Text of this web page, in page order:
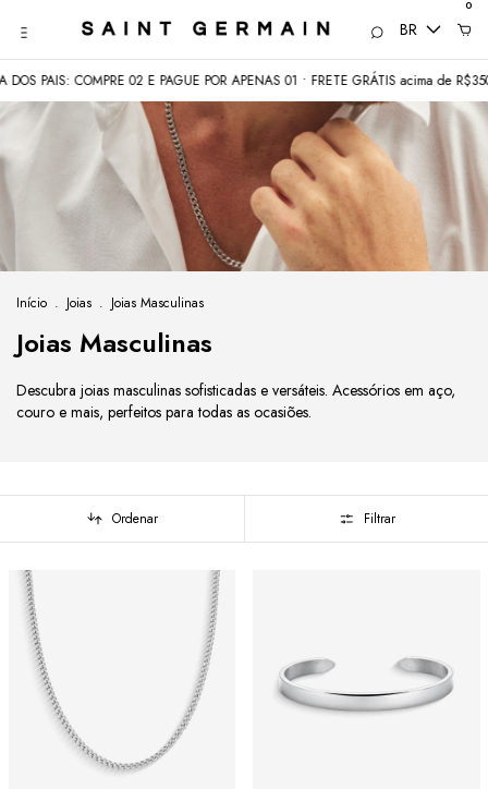
BR
0
02 E PAGUE POR APENAS 01 • FRETE GRÁTIS acima de R$350
Início . Joias . Joias Masculinas
Joias Masculinas
Descubra joias masculinas sofisticadas e versáteis. Acessórios em aço,
couro e mais, perfeitos para todas as ocasiões.
Ordenar Filtrar